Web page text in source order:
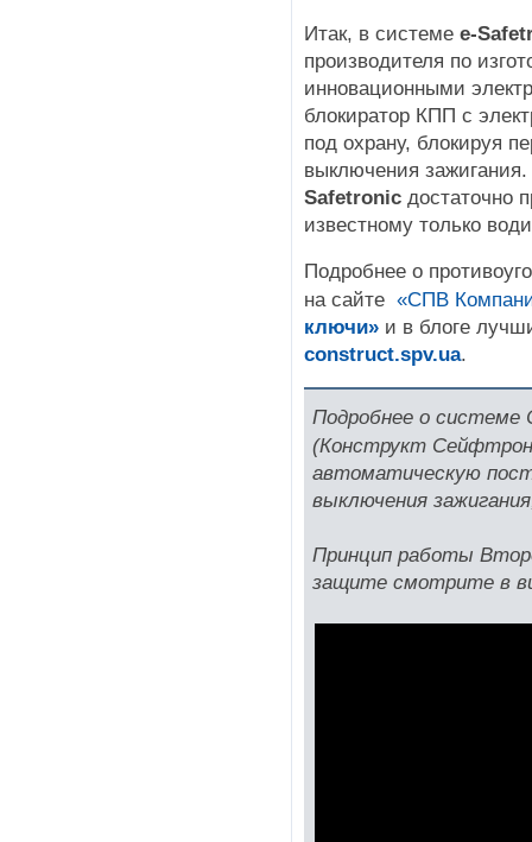
Итак, в системе e-
производителя по
инновационными
блокиратор КПП с
под охрану, блокируя
выключения
Safetronic достаточно
известному только
Подробнее о
на сайте «СПВ
ключи» и в блоге
construct.spv.ua.
Подробнее о системе
(Конструкт
автоматическую
выключения
Принцип работы
защите смотрите в